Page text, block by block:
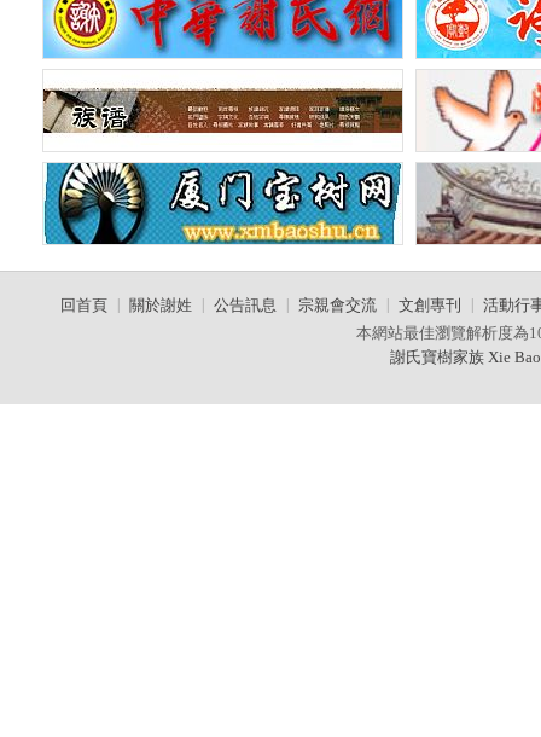
回首頁 關於謝姓 公告訊息 宗親會交流 文創專刊
活動行
本網站最佳瀏覽解析度為
謝氏寶樹家族 Xie